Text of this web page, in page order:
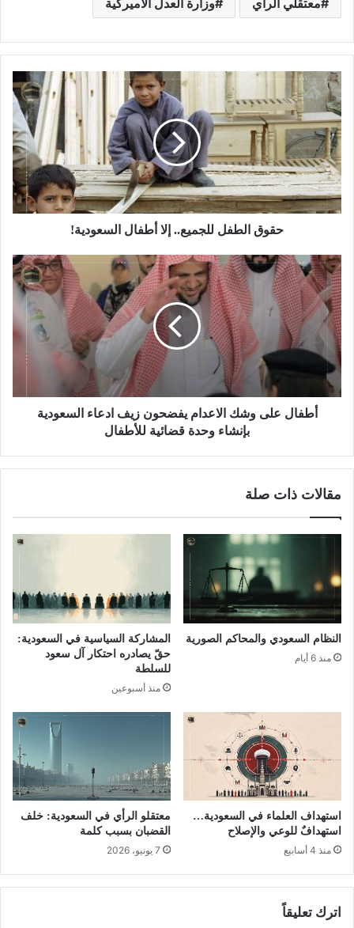
حقوق الطفل للجميع.. إلا أطفال السعودية!
أطفال على وشك الاعدام يفضحون زيف ادعاء السعودية
بإنشاء وحدة قضائية للأطفال
مقالات ذات صلة
النظام السعودي والمحاكم الصورية
منذ 6 أيام
المشاركة السياسية في السعودية:
حقّ يصادره احتكار آل سعود
للسلطة
منذ أسبوعين
استهداف العلماء في السعودية…
استهدافٌ للوعي والإصلاح
منذ 4 أسابيع
معتقلو الرأي في السعودية: خلف
القضبان بسبب كلمة
7 يونيو، 2026
اترك تعليقاً